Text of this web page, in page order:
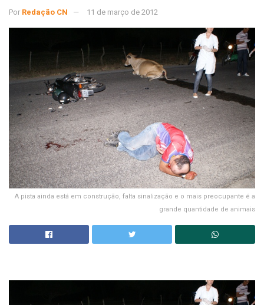
Por Redação CN 11 de março de 2012
A pista ainda está em construção, falta sinalização e o mais preocupante é a
grande quantidade de animais